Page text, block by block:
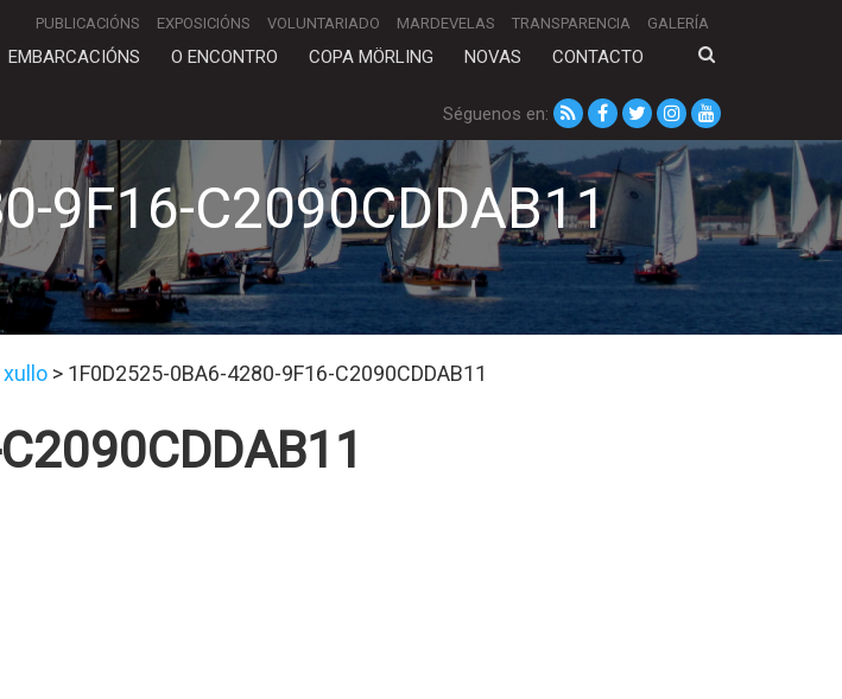
PUBLICACIÓNS EXPOSICIÓNS VOLUNTARIADO MARDEVELAS TRANSPARENCIA GALERÍA
EMBARCACIÓNS O ENCONTRO COPA MÖRLING NOVAS CONTACTO
Séguenos en:
9F16-C2090CDDAB11
> 1F0D2525-0BA6-4280-9F16-C2090CDDAB11